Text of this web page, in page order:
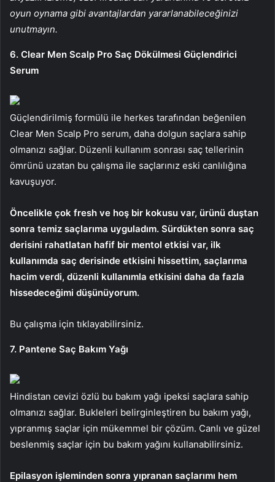
oyun oynama gibi avantajlardan yararlanabileceğinizi
unutmayın.
6. Clear Men Scalp Pro Saç Dökülmesi Güçlendirici
Serum
Güçlendirilmiş formülü ile herkes tarafından beğenilen
Clear Men Scalp Pro serum, daha dolgun saçlara sahip
olmanızı sağlar. Düzenli kullanım sonrası saç tellerinin
ömrünü uzatan bu çalışma ile saçlarınız eski canlılığına
kavuşuyor.
Öncelikle çok fresh ve hoş bir kokusu var, ürünü duştan
sonra temiz saçlarıma uyguladım. Sürdükten sonra saç
derisini rahatlatan hafif bir mentol etkisi var, ilk
kullanımda saç derisinde etkisini hissettim, saçlarıma
hacim verdi, düzenli kullanımla etkisini daha da fazla
hissedeceğimi düşünüyorum.
Bu çalışma için tıklayabilirsiniz.
7. Pantene Saç Bakım Yağı
Hindistan cevizi özlü bu bakım yağı ipeksi saçlara sahip
olmanızı sağlar. Bukleleri belirginleştiren bu bakım yağı,
yıpranmış saçlar için mükemmel bir çözüm. Canlı ve güzel
beslenmiş saçlar için bu bakım yağını kullanabilirsiniz.
Epilasyon işleminden sonra yıpranan saçlarımı hem